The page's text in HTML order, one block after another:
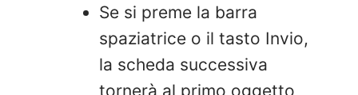
Se si preme la barra
spaziatrice o il tasto Invio,
la scheda successiva
tornerà al primo oggetto